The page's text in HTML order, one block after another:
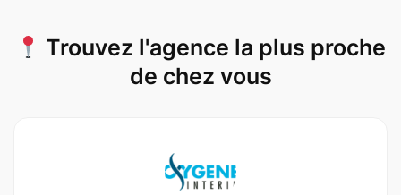
Trouvez l'agence la plus proche
de chez vous